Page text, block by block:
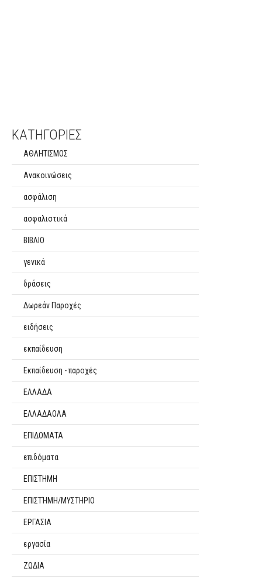
ΚΑΤΗΓΟΡΙΕΣ
ΑΘΛΗΤΙΣΜΟΣ
Ανακοινώσεις
ασφάλιση
ασφαλιστικά
ΒΙΒΛΙΟ
γενικά
δράσεις
Δωρεάν Παροχές
ειδήσεις
εκπαίδευση
Εκπαίδευση - παροχές
ΕΛΛΑΔΑ
ΕΛΛΑΔΑΟΛΑ
ΕΠΙΔΟΜΑΤΑ
επιδόματα
ΕΠΙΣΤΗΜΗ
ΕΠΙΣΤΉΜΗ/ΜΥΣΤΗΡΙΟ
ΕΡΓΑΣΙΑ
εργασία
ΖΩΔΙΑ